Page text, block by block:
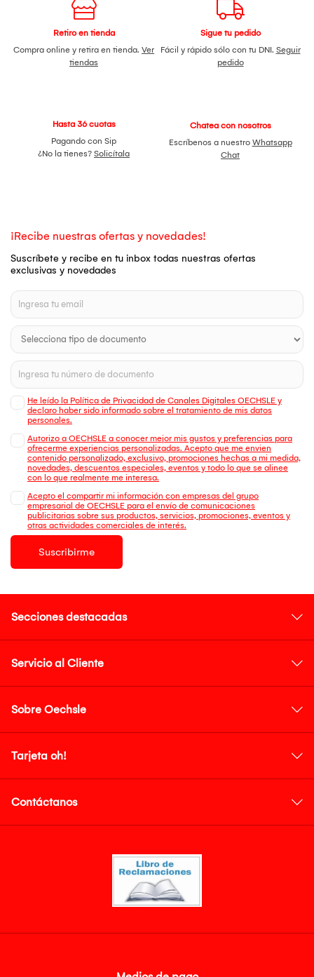
Retiro en tienda
Compra online y retira en tienda. Ver
tiendas
Sigue tu pedido
Fácil y rápido sólo con tu DNI. Seguir
pedido
Hasta 36 cuotas
Pagando con Sip
¿No la tienes? Solicítala
Chatea con nosotros
Escríbenos a nuestro Whatsapp
Chat
¡Recibe nuestras ofertas y novedades!
Suscríbete y recibe en tu inbox todas nuestras ofertas
exclusivas y novedades
He leído la Política de Privacidad de Canales Digitales OECHSLE y
declaro haber sido informado sobre el tratamiento de mis datos
personales.
Autorizo a OECHSLE a conocer mejor mis gustos y preferencias para
ofrecerme experiencias personalizadas. Acepto que me envien
contenido personalizado, exclusivo, promociones hechas a mi medida,
novedades, descuentos especiales, eventos y todo lo que se alinee
con lo que realmente me interesa.
Acepto el compartir mi información con empresas del grupo
empresarial de OECHSLE para el envío de comunicaciones
publicitarias sobre sus productos, servicios, promociones, eventos y
otras actividades comerciales de interés.
Suscribirme
Secciones destacadas
Servicio al Cliente
Sobre Oechsle
Tarjeta oh!
Contáctanos